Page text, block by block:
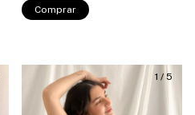
Comprar
1 / 5